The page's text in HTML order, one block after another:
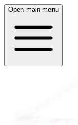
Open main menu